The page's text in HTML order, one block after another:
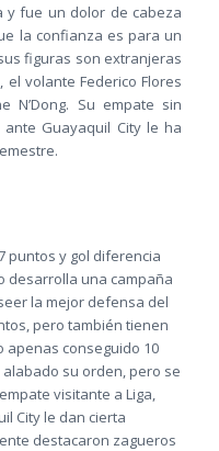
y fue un dolor de cabeza
la confianza es para un
figuras son extranjeras
el volante Federico Flores
N’Dong. Su empate sin
Guayaquil City le ha
puntos y gol diferencia
desarrolla una campaña
la mejor defensa del
pero también tienen
conseguido 10
su orden, pero se
visitante a Liga,
City le dan cierta
destacaron zagueros